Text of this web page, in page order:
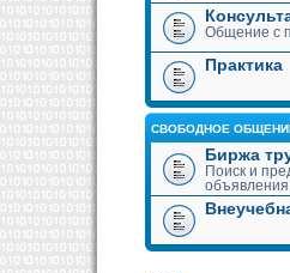
Общение с
Практика
СВОБОДНОЕ
Биржа
Поиск и
объявления